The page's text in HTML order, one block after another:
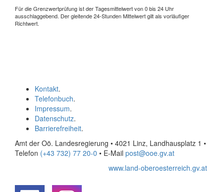
Für die Grenzwertprüfung ist der Tagesmittelwert von 0 bis 24 Uhr
ausschlaggebend. Der gleitende 24-Stunden Mittelwert gilt als vorläufiger
Richtwert.
Kontakt.
Telefonbuch.
Impressum.
Datenschutz.
Barrierefreiheit.
Amt der Oö. Landesregierung • 4021 Linz, Landhausplatz 1 •
Telefon (+43 732) 77 20-0 • E-Mail post@ooe.gv.at
www.land-oberoesterreich.gv.at